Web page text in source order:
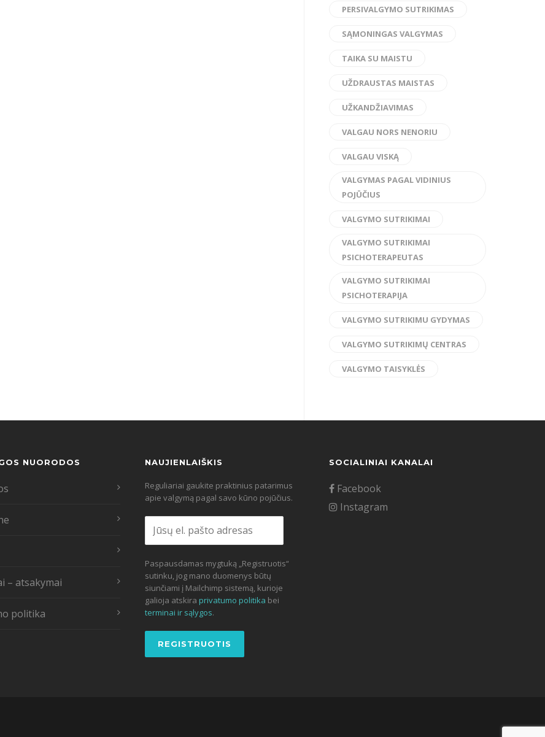
PERSIVALGYMO SUTRIKIMAS
SĄMONINGAS VALGYMAS
TAIKA SU MAISTU
UŽDRAUSTAS MAISTAS
UŽKANDŽIAVIMAS
VALGAU NORS NENORIU
VALGAU VISKĄ
VALGYMAS PAGAL VIDINIUS
POJŪČIUS
VALGYMO SUTRIKIMAI
VALGYMO SUTRIKIMAI
PSICHOTERAPEUTAS
VALGYMO SUTRIKIMAI
PSICHOTERAPIJA
VALGYMO SUTRIKIMU GYDYMAS
VALGYMO SUTRIKIMŲ CENTRAS
VALGYMO TAISYKLĖS
NUORODOS
– atsakymai
politika
NAUJIENLAIŠKIS
Reguliariai gaukite praktinius patarimus
apie valgymą pagal savo kūno pojūčius.
Paspausdamas mygtuką „Registruotis“
sutinku, jog mano duomenys būtų
siunčiami į Mailchimp sistemą, kurioje
galioja atskira privatumo politika bei
terminai ir sąlygos.
SOCIALINIAI KANALAI
Facebook
Instagram